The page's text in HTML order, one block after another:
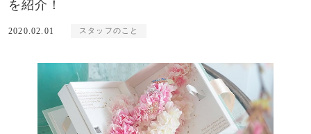
を紹介！
2020.02.01 スタッフのこと